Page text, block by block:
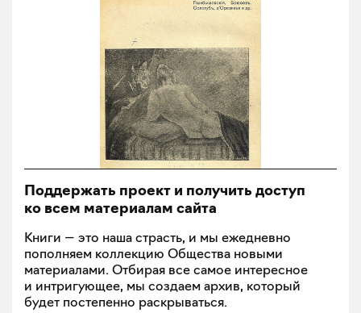
Поддержать проект и получить доступ
ко всем материалам сайта
Книги — это наша страсть, и мы ежедневно
пополняем коллекцию Общества новыми
материалами. Отбирая все самое интересное
и интригующее, мы создаем архив, который
будет постепенно раскрываться.